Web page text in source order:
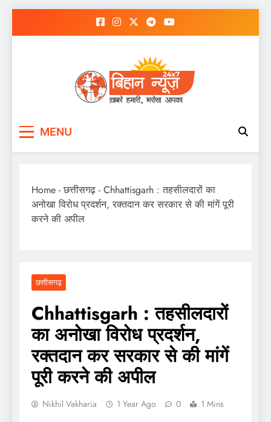
MENU
Home -छत्तीसगढ़ -Chhattisgarh : तहसीलदारों का
अनोखा विरोध प्रदर्शन, रक्तदान कर सरकार से की मांगें पूरी
करने की अपील
छत्तीसगढ़
Chhattisgarh : तहसीलदारों
का अनोखा विरोध प्रदर्शन,
रक्तदान कर सरकार से की मांगें
पूरी करने की अपील
Nikhil Vakharia 1 Year Ago 0 1 Mins